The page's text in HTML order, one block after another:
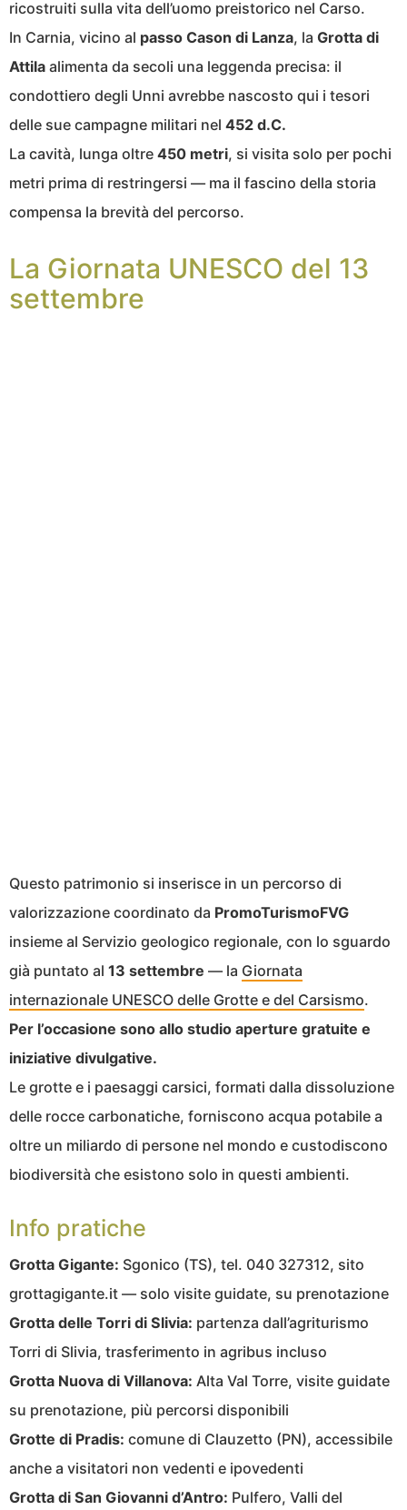
ricostruiti sulla vita dell’uomo preistorico nel Carso.
In Carnia, vicino al passo Cason di Lanza, la Grotta di
Attila alimenta da secoli una leggenda precisa: il
condottiero degli Unni avrebbe nascosto qui i tesori
delle sue campagne militari nel 452 d.C.
La cavità, lunga oltre 450 metri, si visita solo per pochi
metri prima di restringersi — ma il fascino della storia
compensa la brevità del percorso.
La Giornata UNESCO del 13
settembre
Questo patrimonio si inserisce in un percorso di
valorizzazione coordinato da PromoTurismoFVG
insieme al Servizio geologico regionale, con lo sguardo
già puntato al 13 settembre — la Giornata
internazionale UNESCO delle Grotte e del Carsismo.
Per l’occasione sono allo studio aperture gratuite e
iniziative divulgative.
Le grotte e i paesaggi carsici, formati dalla dissoluzione
delle rocce carbonatiche, forniscono acqua potabile a
oltre un miliardo di persone nel mondo e custodiscono
biodiversità che esistono solo in questi ambienti.
Info pratiche
Grotta Gigante: Sgonico (TS), tel. 040 327312, sito
grottagigante.it — solo visite guidate, su prenotazione
Grotta delle Torri di Slivia: partenza dall’agriturismo
Torri di Slivia, trasferimento in agribus incluso
Grotta Nuova di Villanova: Alta Val Torre, visite guidate
su prenotazione, più percorsi disponibili
Grotte di Pradis: comune di Clauzetto (PN), accessibile
anche a visitatori non vedenti e ipovedenti
Grotta di San Giovanni d’Antro: Pulfero, Valli del